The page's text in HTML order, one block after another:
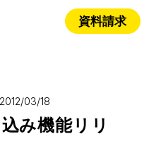
資料請求
2012/03/18
み機能リリ